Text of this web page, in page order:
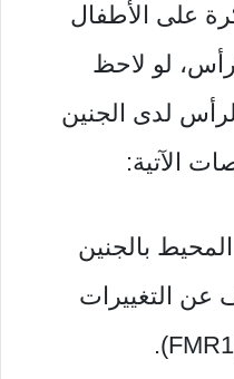
على الأطفال
لو لاحظ
لدى الجنين
الآتية:
بالجنين
عن التغييرات